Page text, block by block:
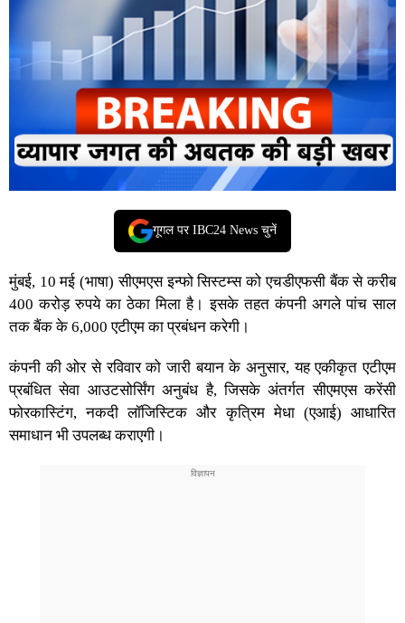
गूगल पर IBC24 News चुनें
मुंबई, 10 मई (भाषा) सीएमएस इन्फो सिस्टम्स को एचडीएफसी बैंक से करीब
400 करोड़ रुपये का ठेका मिला है। इसके तहत कंपनी अगले पांच साल
तक बैंक के 6,000 एटीएम का प्रबंधन करेगी।
कंपनी की ओर से रविवार को जारी बयान के अनुसार, यह एकीकृत एटीएम
प्रबंधित सेवा आउटसोर्सिंग अनुबंध है, जिसके अंतर्गत सीएमएस करेंसी
फोरकास्टिंग, नकदी लॉजिस्टिक और कृत्रिम मेधा (एआई) आधारित
समाधान भी उपलब्ध कराएगी।